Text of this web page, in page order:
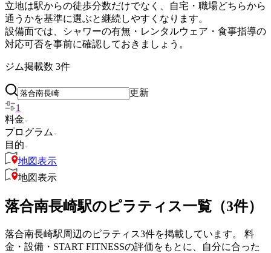
立地は駅からの徒歩分数だけでなく、自宅・職場どちらから
通うかを基準に選ぶと継続しやすくなります。
設備面では、シャワーの有無・レンタルウェア・食事指導の
対応可否を事前に確認しておきましょう。
ジム掲載数 3件
更新
1
料金
プログラム
目的
地図表示
地図表示
落合南長崎駅のピラティス一覧（3件）
落合南長崎駅周辺のピラティス3件を掲載しています。 料
金・設備・START FITNESSの評価をもとに、自分に合った